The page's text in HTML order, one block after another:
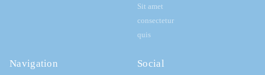
Sit amet
consectetur
quis
Navigation Social